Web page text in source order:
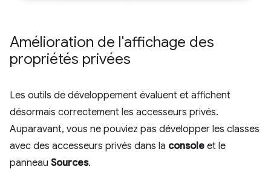
Amélioration de l'affichage des
propriétés privées
Les outils de développement évaluent et affichent
désormais correctement les accesseurs privés.
Auparavant, vous ne pouviez pas développer les classes
avec des accesseurs privés dans la console et le
panneau Sources.